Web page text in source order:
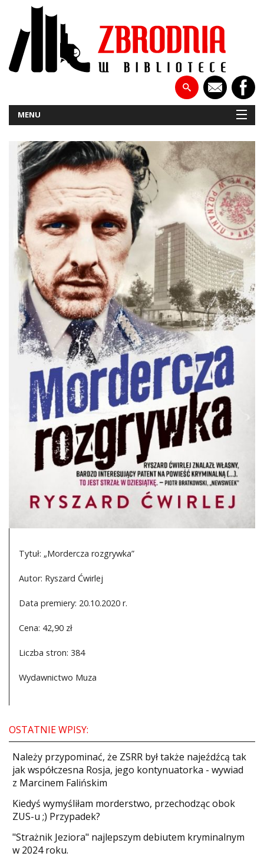
MENU
NOWOŚCI
PATRONATY
WYWIADY
RECENZJE
DO CZYTANIA
NA EKRANIE
KONTAKT
Tytuł: „Mordercza rozgrywka”
Autor: Ryszard Ćwirlej
Data premiery: 20.10.2020 r.
Cena: 42,90 zł
Liczba stron: 384
Wydawnictwo Muza
OSTATNIE WPISY:
Należy przypominać, że ZSRR był także najeźdźcą tak
jak współczesna Rosja, jego kontynuatorka - wywiad
z Marcinem Falińskim
Kiedyś wymyśliłam morderstwo, przechodząc obok
ZUS-u ;) Przypadek?
"Strażnik Jeziora" najlepszym debiutem kryminalnym
w 2024 roku.